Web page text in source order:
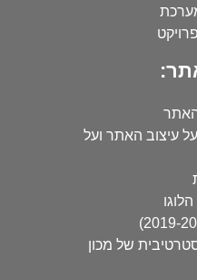
האתר
עיצוב האתר ועל
של מכון